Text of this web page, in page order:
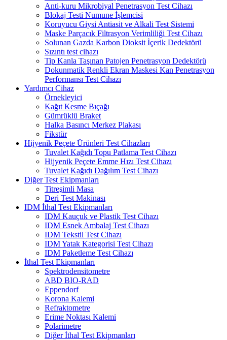
Anti-kuru Mikrobiyal Penetrasyon Test Cihazı
Blokaj Testi Numune İşlemcisi
Koruyucu Giysi Antiasit ve Alkali Test Sistemi
Maske Parçacık Filtrasyon Verimliliği Test Cihazı
Solunan Gazda Karbon Dioksit İçerik Dedektörü
Sızıntı test cihazı
Tip Kanla Taşınan Patojen Penetrasyon Dedektörü
Dokunmatik Renkli Ekran Maskesi Kan Penetrasyon
Performansı Test Cihazı
Yardımcı Cihaz
Örnekleyici
Kağıt Kesme Bıçağı
Gümrüklü Braket
Halka Basıncı Merkez Plakası
Fikstür
Hijyenik Peçete Ürünleri Test Cihazları
Tuvalet Kağıdı Topu Patlama Test Cihazı
Hijyenik Peçete Emme Hızı Test Cihazı
Tuvalet Kağıdı Dağılım Test Cihazı
Diğer Test Ekipmanları
Titreşimli Masa
Deri Test Makinası
IDM İthal Test Ekipmanları
IDM Kauçuk ve Plastik Test Cihazı
IDM Esnek Ambalaj Test Cihazı
IDM Tekstil Test Cihazı
IDM Yatak Kategorisi Test Cihazı
IDM Paketleme Test Cihazı
İthal Test Ekipmanları
Spektrodensitometre
ABD BIO-RAD
Eppendorf
Korona Kalemi
Refraktometre
Erime Noktası Kalemi
Polarimetre
Diğer İthal Test Ekipmanları